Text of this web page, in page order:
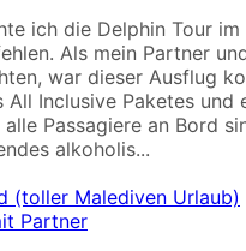
ich die Delphin Tour im
Als mein Partner
war dieser Ausflug
All Inclusive Paketes
alle Passagiere an Bord
alkoholis...
(toller Malediven Urlaub)
Partner